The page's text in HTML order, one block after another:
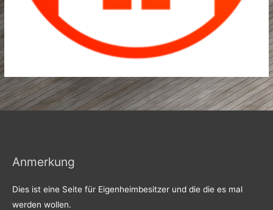
Anmerkung
Dies ist eine Seite für Eigenheimbesitzer und die die es mal
werden wollen.